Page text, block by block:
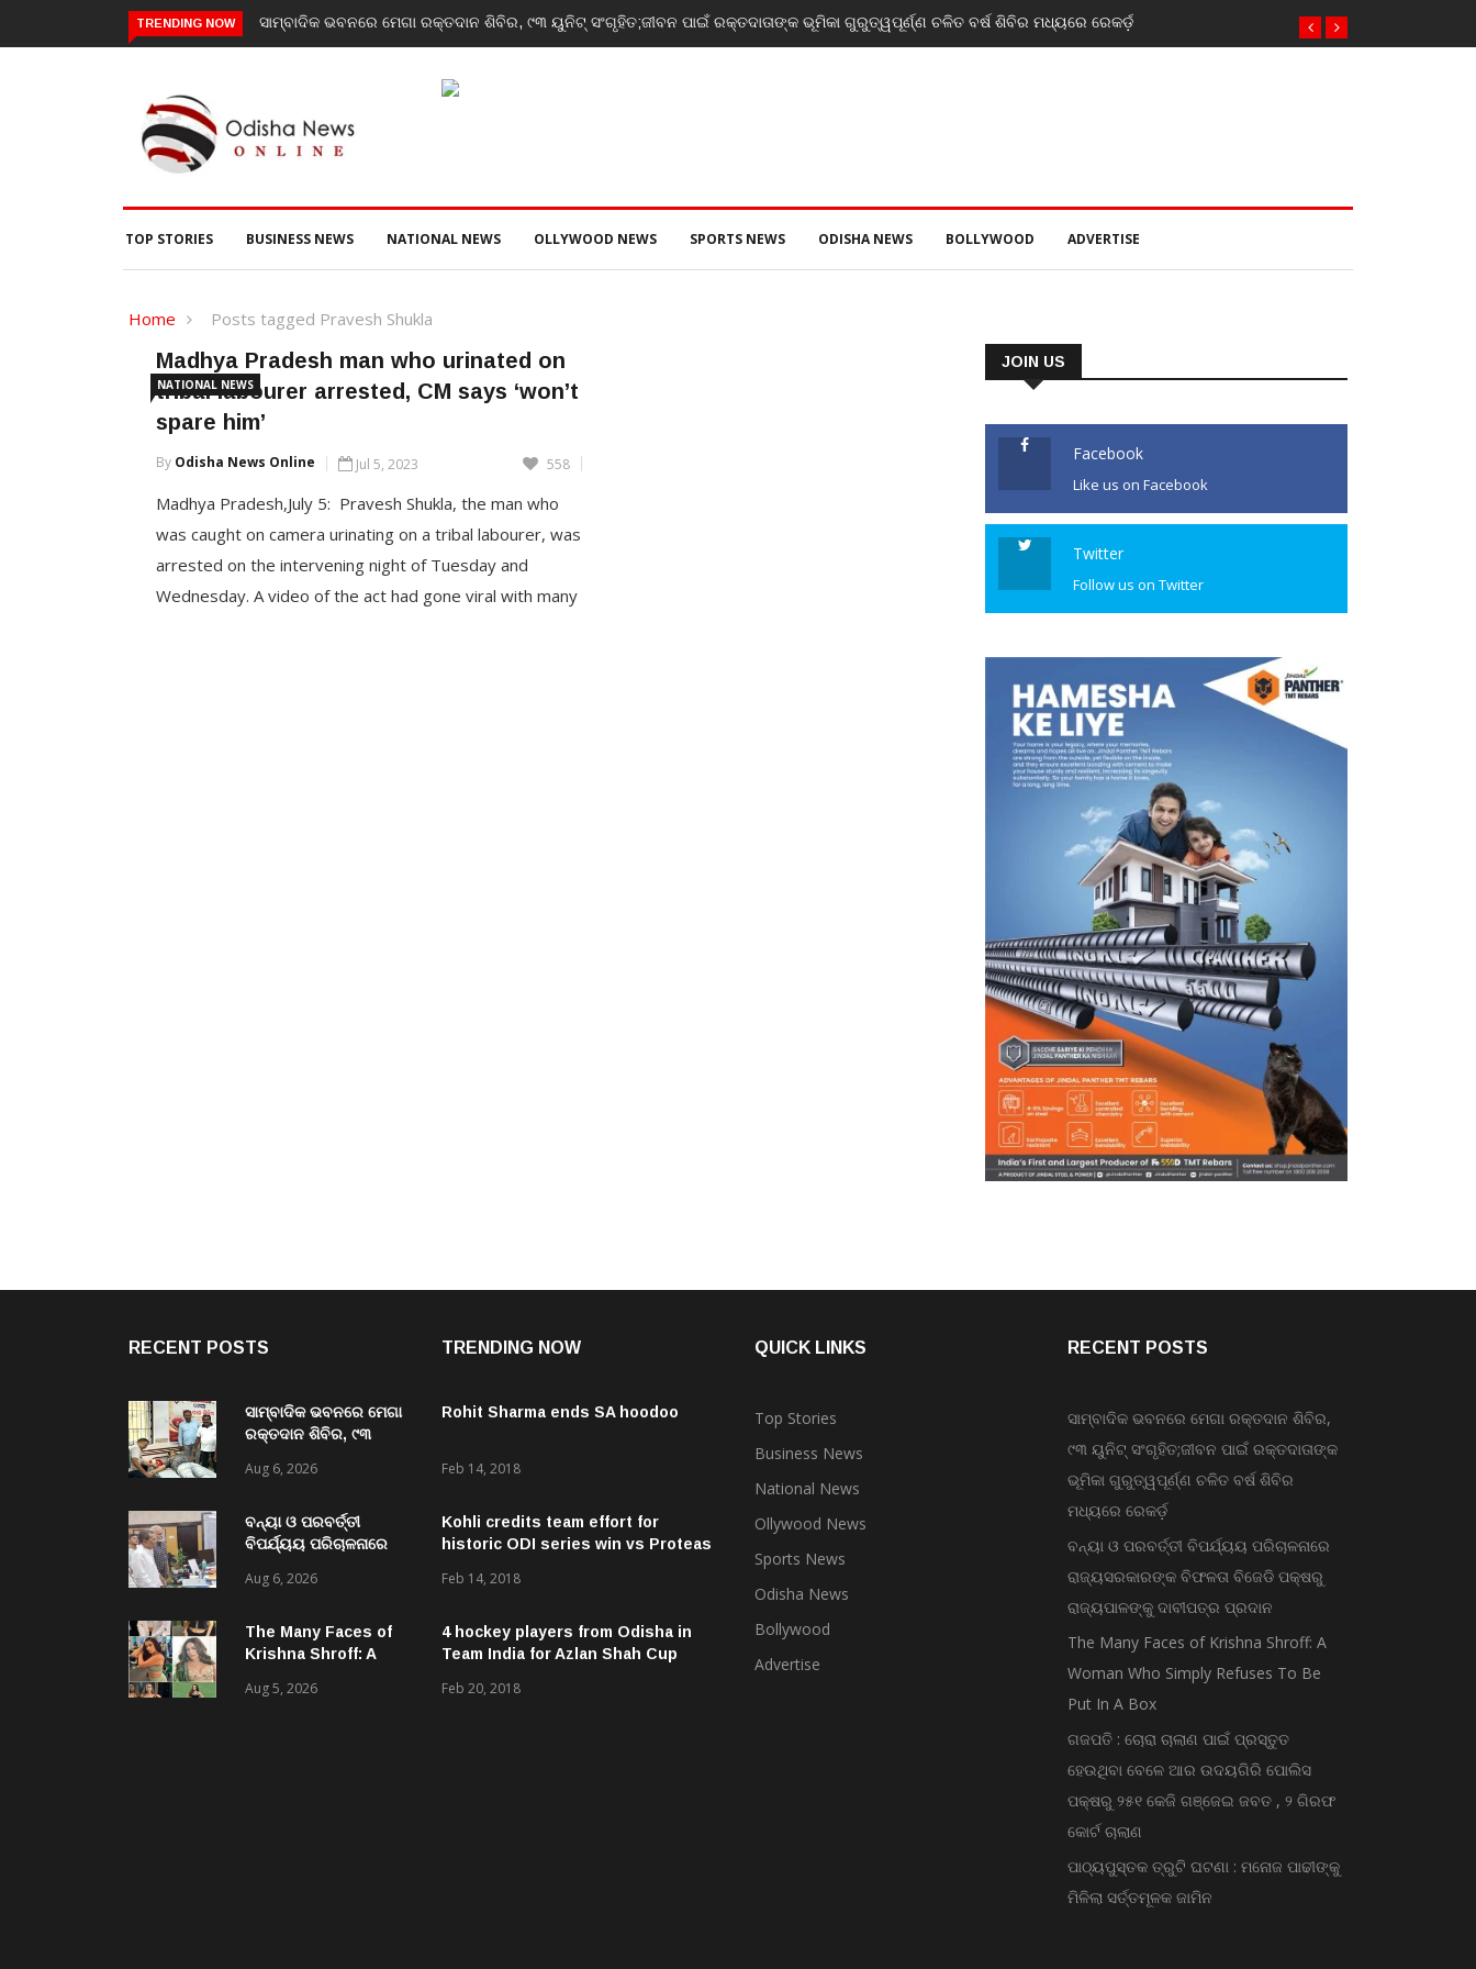
TRENDING NOW ସାମ୍ବାଦିକ ଭବନରେ ମେଗା ରକ୍ତଦାନ ଶିବିର, ୯୩ ୟୁନିଟ୍ ସଂଗୃହିତ;ଜୀବନ ପାଇଁ ରକ୍ତଦାତାଙ୍କ ଭୂମିକା ଗୁରୁତ୍ୱପୂର୍ଣ୍ଣ ଚଳିତ ବର୍ଷ ଶିବିର ମଧ୍ୟରେ ରେକର୍ଡ଼
TOP STORIES BUSINESS NEWS NATIONAL NEWS OLLYWOOD NEWS SPORTS NEWS ODISHA NEWS BOLLYWOOD ADVERTISE
Home Posts tagged Pravesh Shukla
NATIONAL NEWS
Madhya Pradesh man who urinated on
tribal labourer arrested, CM says ‘won’t
spare him’
By Odisha News Online Jul 5, 2023 558
Madhya Pradesh,July 5: Pravesh Shukla, the man who
was caught on camera urinating on a tribal labourer, was
arrested on the intervening night of Tuesday and
Wednesday. A video of the act had gone viral with many
JOIN US
Facebook
Like us on Facebook
Twitter
Follow us on Twitter
RECENT POSTS
ସାମ୍ବାଦିକ ଭବନରେ ମେଗା
ରକ୍ତଦାନ ଶିବିର, ୯୩
ରକ୍ତଦାତାଙ୍କ ଭୂମିକା
ଶିବିର ମଧ୍ୟରେ ରେକର୍ଡ଼
Aug 6, 2026
ବନ୍ୟା ଓ ପରବର୍ତ୍ତୀ
ବିପର୍ଯ୍ୟୟ ପରିଚାଳନାରେ
ବିଜେଡି ପକ୍ଷରୁ
ପ୍ରଦାନ
Aug 6, 2026
The Many Faces of
Krishna Shroff: A
Refuses To Be Put
Aug 5, 2026
TRENDING NOW
Rohit Sharma ends SA hoodoo
Feb 14, 2018
Kohli credits team effort for
historic ODI series win vs Proteas
Feb 14, 2018
4 hockey players from Odisha in
Team India for Azlan Shah Cup
Feb 20, 2018
QUICK LINKS
Top Stories
Business News
National News
Ollywood News
Sports News
Odisha News
Bollywood
Advertise
RECENT POSTS
ସାମ୍ବାଦିକ ଭବନରେ ମେଗା ରକ୍ତଦାନ ଶିବିର,
୯୩ ୟୁନିଟ୍ ସଂଗୃହିତ;ଜୀବନ ପାଇଁ ରକ୍ତଦାତାଙ୍କ
ଭୂମିକା ଗୁରୁତ୍ୱପୂର୍ଣ୍ଣ ଚଳିତ ବର୍ଷ ଶିବିର
ମଧ୍ୟରେ ରେକର୍ଡ଼
ବନ୍ୟା ଓ ପରବର୍ତ୍ତୀ ବିପର୍ଯ୍ୟୟ ପରିଚାଳନାରେ
ରାଜ୍ୟସରକାରଙ୍କ ବିଫଳତା ବିଜେଡି ପକ୍ଷରୁ
ରାଜ୍ୟପାଳଙ୍କୁ ଦାବୀପତ୍ର ପ୍ରଦାନ
The Many Faces of Krishna Shroff: A
Woman Who Simply Refuses To Be
Put In A Box
ଗଜପତି : ଚୋରା ଚାଲାଣ ପାଇଁ ପ୍ରସ୍ତୁତ
ହେଉଥିବା ବେଳେ ଆର ଉଦୟଗିରି ପୋଲିସ
ପକ୍ଷରୁ ୨୫୧ କେଜି ଗଞ୍ଜେଇ ଜବତ , ୨ ଗିରଫ
କୋର୍ଟ ଚାଲାଣ
ପାଠ୍ୟପୁସ୍ତକ ତ୍ରୁଟି ଘଟଣା : ମନୋଜ ପାଢୀଙ୍କୁ
ମିଳିଲା ସର୍ତ୍ତମୂଳକ ଜାମିନ